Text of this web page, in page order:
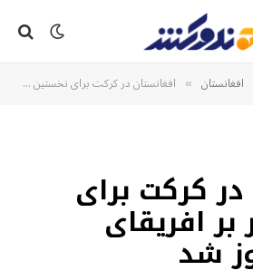
افغانستان » افغانستان در کرکت برای نخستین بار بر افریقای جنوبی پیروز شد
کرکت برای
بر افریقای
شد